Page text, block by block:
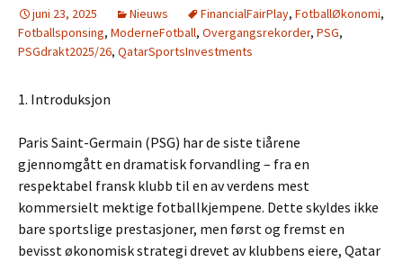
juni 23, 2025 Nieuws FinancialFairPlay, FotballØkonomi,
Fotballsponsing, ModerneFotball, Overgangsrekorder, PSG,
PSGdrakt2025/26, QatarSportsInvestments
1. Introduksjon
Paris Saint-Germain (PSG) har de siste tiårene
gjennomgått en dramatisk forvandling – fra en
respektabel fransk klubb til en av verdens mest
kommersielt mektige fotballkjempene. Dette skyldes ikke
bare sportslige prestasjoner, men først og fremst en
bevisst økonomisk strategi drevet av klubbens eiere, Qatar